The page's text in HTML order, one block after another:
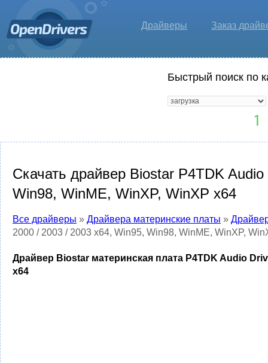
Драйверы Заказ
Быстрый поиск по
Скачать драйвер Biostar P4TDK
Win98, WinME, WinXP, WinXP x64
Все драйверы » Драйвера материнские платы »
2000 / 2003 / 2003 x64, Win95, Win98, WinME, WinXP,
Драйвер Biostar материнская плата P4TDK Audio
x64